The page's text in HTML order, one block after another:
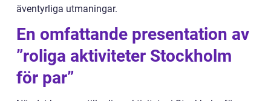
äventyrliga utmaningar.
En omfattande presentation av
”roliga aktiviteter Stockholm
för par”